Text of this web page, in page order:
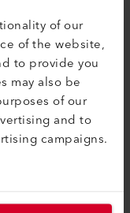
of our
of the website,
to provide you
may also be
of our
and to
campaigns.
en .doc, .pdf ou
lettre de